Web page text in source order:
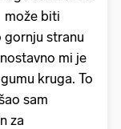
može biti
gornju stranu
mi je
kruga. To
sam
za